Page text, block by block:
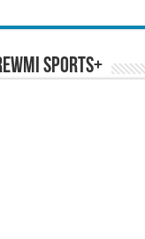
SPORTS+